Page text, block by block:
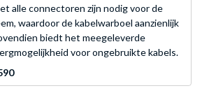
alle connectoren zijn nodig voor de
waardoor de kabelwarboel aanzienlijk
biedt het meegeleverde
voor ongebruikte kabels.